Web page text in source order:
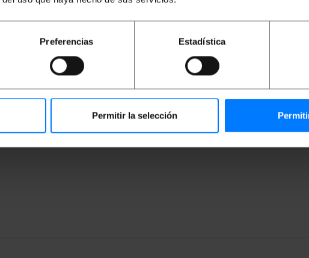
Preferencias Estadística
Permitir la selección
operatius.